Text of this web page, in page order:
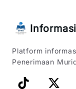
Platform
Penerimaan